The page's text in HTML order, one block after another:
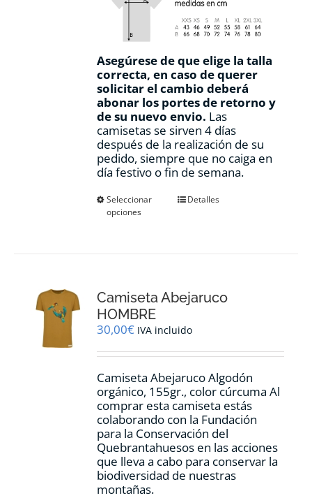
Asegúrese de que elige la talla
correcta, en caso de querer
solicitar el cambio deberá
abonar los portes de retorno y
de su nuevo envio. Las
camisetas se sirven 4 días
después de la realización de su
pedido, siempre que no caiga en
día festivo o fin de semana.
Seleccionar
opciones
Este
se
elegir
la
de
producto
Detalles
Camiseta Abejaruco
HOMBRE
30,00€ IVA incluido
Camiseta Abejaruco Algodón
orgánico, 155gr., color cúrcuma Al
comprar esta camiseta estás
colaborando con la Fundación
para la Conservación del
Quebrantahuesos en las acciones
que lleva a cabo para conservar la
biodiversidad de nuestras
montañas.